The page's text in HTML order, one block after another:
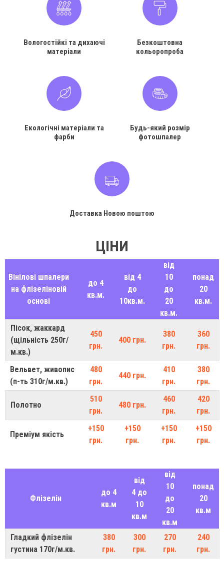
Вологостійкі та дихаючі
матеріали
Безкоштовна
кольоропроба
Екологічні матеріали та
фарби
Будь-який розмір
фотошпалер
Доставка Новою поштою
ЦІНИ
Вінілові шпалери
на флізеліновій
основі
до 4
кв.м.
від 4
до
10кв.м.
від
10
до
20
кв.м.
понад
20
кв.м.
Пісок, жаккард
(щільність 250г/
м.кв.)
450
грн.
400 грн.
380
грн.
360
грн.
Вельвет, живопис
(п-ть 310г/м.кв.)
480
грн.
440 грн.
410
грн.
380
грн.
Полотно
510
грн.
480 грн.
460
грн.
420
грн.
Преміум якість
+150
грн.
+150
грн.
+150
грн.
+150
грн.
Флізелін
до 4
кв.м
від
4 до
10
кв.м
від
10
до
20
кв.м
понад
20
кв.м
Гладкий флізелін
густина 170г/м.кв.
380
грн.
300
грн.
270
грн.
240
грн.